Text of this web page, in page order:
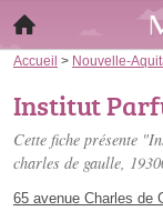
Accueil > Nouvelle-
Institut
Cette fiche présente
charles de gaulle,
65 avenue Charles de